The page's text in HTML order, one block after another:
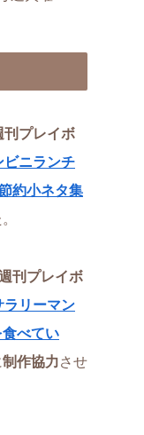
刊プレイボ
ニランチ
約小ネタ集
刊プレイボ
ラリーマン
べてい
制作協力させ